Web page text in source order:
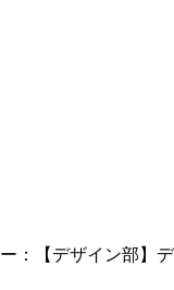
：【デザイン部】